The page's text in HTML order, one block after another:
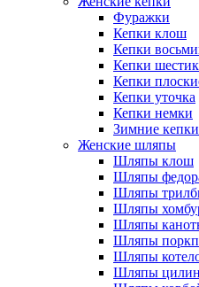
Фуражки
Кепки клош
Кепки
Кепки
Кепки
Кепки уточка
Кепки немки
Зимние кепки
Женские шляпы
Шляпы клош
Шляпы
Шляпы
Шляпы
Шляпы
Шляпы
Шляпы
Шляпы